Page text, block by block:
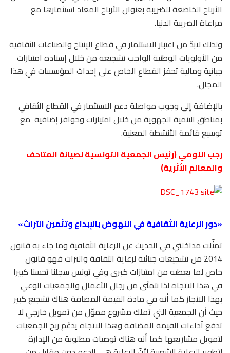
الأرباح الخاضعة للضريبة بعنوان الأرباح المعاد استثمارها مع
مراعاة الضريبة الدنيا.
ولذلك لابدّ من اعتبار الاستثمار في قطاع الإنتاج والصناعات الثقافية
من الأولويات الوطنية الواجب تشجيعه من خلال إسناده امتيازات
جبائية ومالية تحفز القطاع الخاص على إحداث المؤسسات في هذا
المجال.
بالإضافة إلى وجوب مواصلة دعم الاستثمار في القطاع الثقافي
بمناطق التنمية الجهوية من خلال امتيازات وحوافز إضافية مع
توسيع قائمة الأنشطة المعنية.
رجب اللومي (رئيس الجمعية التونسية لصيانة المتاحف
والمعالم الأثرية)
«دور الرعاية الثقافية في النهوض بالإبداع وتثمين التراث»
تمثّلت مداخلتي في الحديث عن الرعاية الثقافية وما جاء به قانون
2014 من تشجيعات جبائية لرعاية الثقافة والتراث فهو قانون
خاص لما يعطيه من امتيازات كبرى وفي تونس سجلنا تحسنا كبيرا
في هذا الاتجاه لذا نتمنّى من رجال الأعمال والجمعيات الوعي
بهذا الانجاز كما أنه في مادة القيمة المضافة هناك تشجيع كبير
حيث أن الجمعية التي تملك مشروع مموّل من تمويل خارجي لا
تدفع آداءات القيمة المضافة وهذا الاتجاه يدعّم ربح الجمعيات
لتمويل مشاريعها كما أنه هناك توصيات مطلوبة من الإدارة